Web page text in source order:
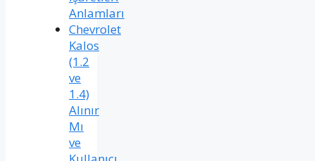
Anlamları
Chevrolet
Kalos
(1.2
ve
1.4)
Alınır
Mı
ve